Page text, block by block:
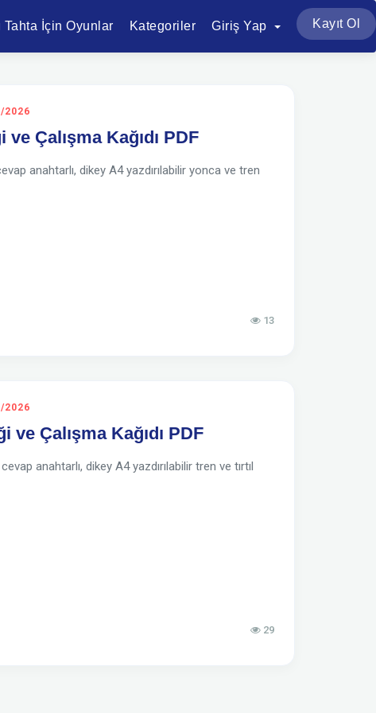
Tahta İçin Oyunlar Kategoriler Giriş Yap Kayıt Ol
2026
Çalışma Kağıdı PDF
anahtarlı, dikey A4 yazdırılabilir yonca ve tren
13
2026
Çalışma Kağıdı PDF
anahtarlı, dikey A4 yazdırılabilir tren ve tırtıl
29